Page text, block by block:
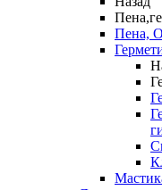
Пена,